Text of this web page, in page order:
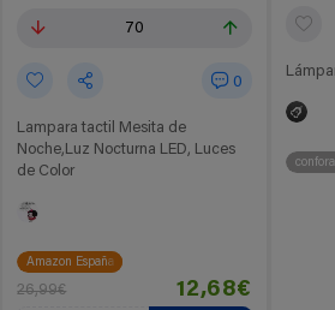
70
0
Lampara tactil Mesita de
Noche,Luz Nocturna LED, Luces
de Color
Amazon España
26,99€ 12,68€